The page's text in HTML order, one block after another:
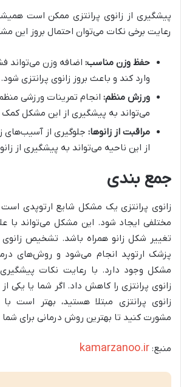
پیشگیری از زانوی پرانتزی ممکن است
رعایت برخی نکات می‌توان احتمال بروز این
حفظ وزن مناسب: اضافه وزن می‌تواند
وارد کند و باعث بروز زانوی پرانتزی شود.
ورزش منظم: انجام تمرینات ورزشی
می‌تواند به پیشگیری از این مشکل کمک
مراقبت از زانوها: جلوگیری از آسیب‌های
از این ناحیه می‌تواند به پیشگیری از
جمع بندی
زانوی پرانتزی یک مشکل شایع ارتوپدی است
مختلفی ایجاد شود. این مشکل می‌تواند با
تغییر شکل زانو همراه باشد. تشخیص زانوی
پزشک ارتوپد انجام می‌شود و روش‌های
مشکل وجود دارد. با رعایت نکات پیشگیری
زانوی پرانتزی را کاهش داد. اگر شما یا یکی
زانوی پرانتزی مبتلا هستید، بهتر
مشورت کنید تا بهترین روش درمانی برای
منبع: kamarzanoo.ir